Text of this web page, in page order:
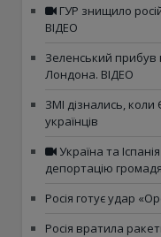
ГУР знищило
ВІДЕО
Зеленський прибув
Лондона. ВІДЕО
ЗМІ дізнались,
українців
Україна та
депортацію
Росія готує удар
Росія вратила